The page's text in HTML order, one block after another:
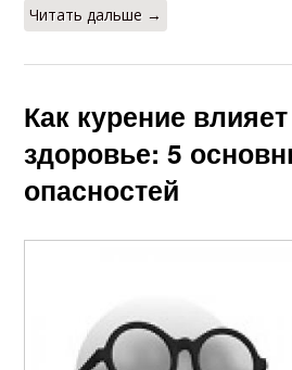
Читать дальше →
Как курение
здоровье: 5
опасностей